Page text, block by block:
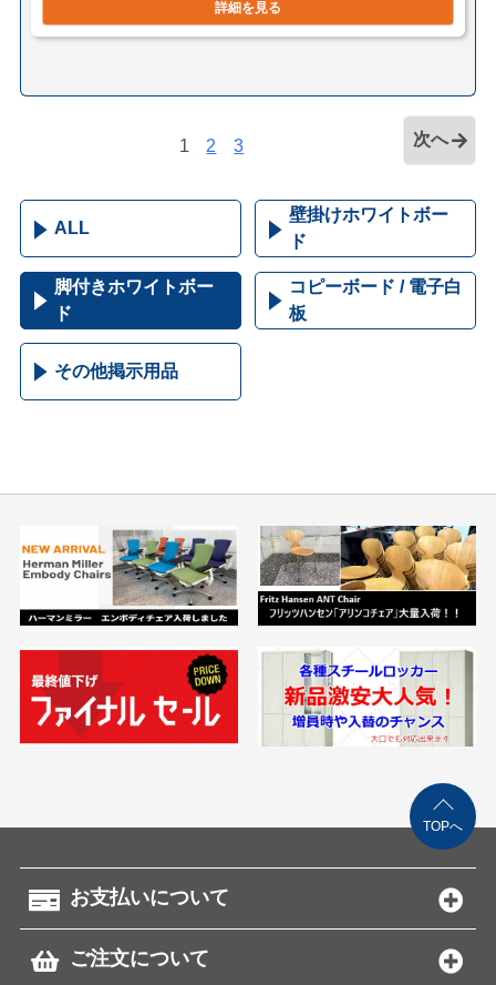
詳細を見る
1 2 3 次へ
ALL
壁掛けホワイトボー
ド
脚付きホワイトボー
ド
コピーボード / 電子白
板
その他掲示用品
お支払いについて
ご注文について
TOPへ